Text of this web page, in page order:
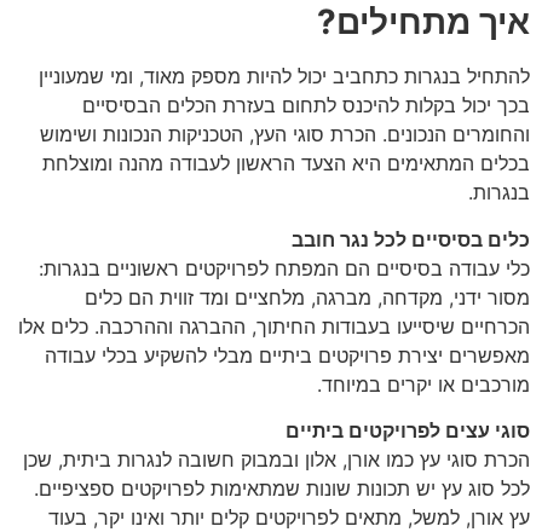
איך מתחילים?
להתחיל בנגרות כתחביב יכול להיות מספק מאוד, ומי שמעוניין
בכך יכול בקלות להיכנס לתחום בעזרת הכלים הבסיסיים
והחומרים הנכונים. הכרת סוגי העץ, הטכניקות הנכונות ושימוש
בכלים המתאימים היא הצעד הראשון לעבודה מהנה ומוצלחת
בנגרות.
כלים בסיסיים לכל נגר חובב
כלי עבודה בסיסיים הם המפתח לפרויקטים ראשוניים בנגרות:
מסור ידני, מקדחה, מברגה, מלחציים ומד זווית הם כלים
הכרחיים שיסייעו בעבודות החיתוך, ההברגה וההרכבה. כלים אלו
מאפשרים יצירת פרויקטים ביתיים מבלי להשקיע בכלי עבודה
מורכבים או יקרים במיוחד.
סוגי עצים לפרויקטים ביתיים
הכרת סוגי עץ כמו אורן, אלון ובמבוק חשובה לנגרות ביתית, שכן
לכל סוג עץ יש תכונות שונות שמתאימות לפרויקטים ספציפיים.
עץ אורן, למשל, מתאים לפרויקטים קלים יותר ואינו יקר, בעוד